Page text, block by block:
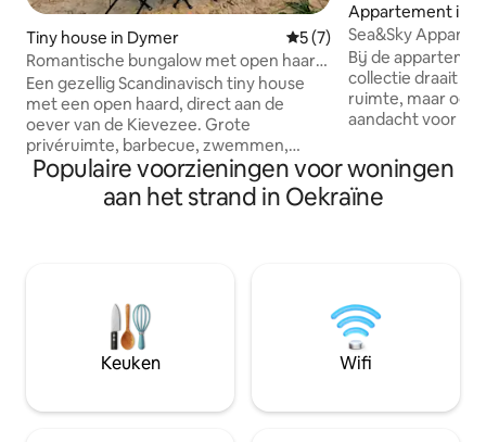
Tiny house in Dymer Gemiddelde beoordeling
5 (7)
Romantische bungalow met open haard
aan zee
Een gezellig Scandinavisch tiny house
met een open haard, direct aan de
oever van de Kievezee. Grote
privéruimte, barbecue, zwemmen,
vissen, wandelingen langs de kust.
Gemakkelijke toegang met de auto tot
de kust. Er is een ander minihuis in de
verwarming, een badkamer, een
douche, een kitchenette, een
minikoelkast, een multicooker, een
waterkoker, thee, koffie, keukengerei,
handdoeken, douchesets, boeken en
Appartement in
Sea&Sky
slaapkamers
Bij de
collectie draait
ruimte, maar ook
aandacht voor
de skyline lossen op in
op de 18e verdieping
wooncomplex '9
de zee. Zoals de
buiten het raam.
om het gevoel te
ruimte bent.
Populaire voorzieningen voor woningen
aan het strand in Oekraïne
Keuken Wifi